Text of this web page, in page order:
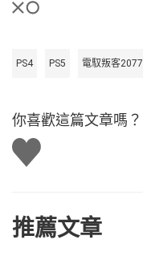
PS4 PS5 電馭叛客2077
你喜歡這篇文章嗎？
讚
推薦文章